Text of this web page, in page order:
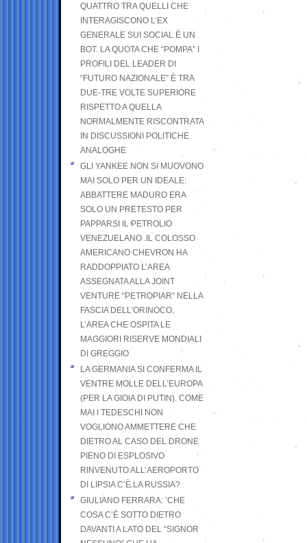
QUATTRO TRA QUELLI CHE
INTERAGISCONO L’EX
GENERALE SUI SOCIAL È UN
BOT. LA QUOTA CHE “POMPA” I
PROFILI DEL LEADER DI
“FUTURO NAZIONALE” È TRA
DUE-TRE VOLTE SUPERIORE
RISPETTO A QUELLA
NORMALMENTE RISCONTRATA
IN DISCUSSIONI POLITICHE
ANALOGHE
GLI YANKEE NON SI MUOVONO
MAI SOLO PER UN IDEALE:
ABBATTERE MADURO ERA
SOLO UN PRETESTO PER
PAPPARSI IL PETROLIO
VENEZUELANO .IL COLOSSO
AMERICANO CHEVRON HA
RADDOPPIATO L’AREA
ASSEGNATA ALLA JOINT
VENTURE “PETROPIAR” NELLA
FASCIA DELL’ORINOCO,
L’AREA CHE OSPITA LE
MAGGIORI RISERVE MONDIALI
DI GREGGIO
LA GERMANIA SI CONFERMA IL
VENTRE MOLLE DELL’EUROPA
(PER LA GIOIA DI PUTIN). COME
MAI I TEDESCHI NON
VOGLIONO AMMETTERE CHE
DIETRO AL CASO DEL DRONE
PIENO DI ESPLOSIVO
RINVENUTO ALL’AEROPORTO
DI LIPSIA C’È LA RUSSIA?
GIULIANO FERRARA: ’CHE
COSA C’È SOTTO DIETRO
DAVANTI A LATO DEL “SIGNOR